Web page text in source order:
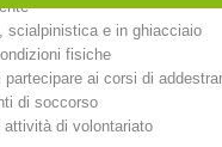
scialpinistica e in ghiacciaio
fisiche
ai corsi di
di soccorso
di volontariato